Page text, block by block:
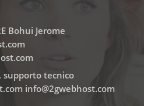
Bohui Jerome
tecnico
info@2gwebhost.com